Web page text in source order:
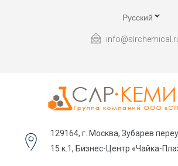
Русский
129164, г. Москва, Зубарев
15 к.1, Бизнес-Центр «Чайка-